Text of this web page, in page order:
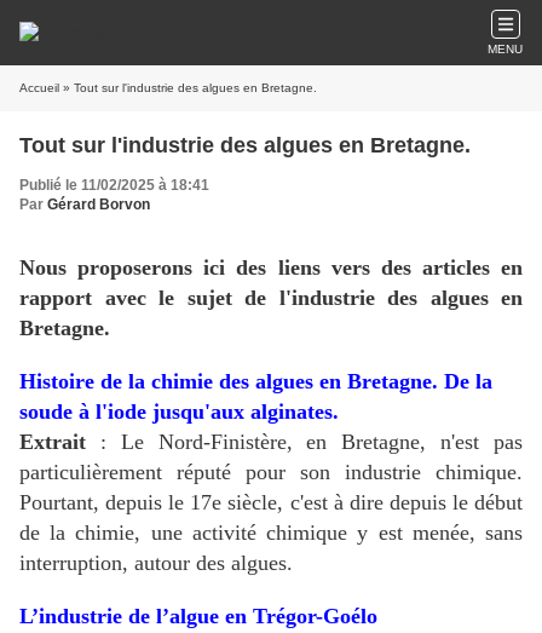
MENU
Accueil » Tout sur l'industrie des algues en Bretagne.
Tout sur l'industrie des algues en Bretagne.
Publié le 11/02/2025 à 18:41
Par Gérard Borvon
Nous proposerons ici des liens vers des articles en
rapport avec le sujet de l'industrie des algues en
Bretagne.
Histoire de la chimie des algues en Bretagne. De la
soude à l'iode jusqu'aux alginates.
Extrait : Le Nord-Finistère, en Bretagne, n'est pas
particulièrement réputé pour son industrie chimique.
Pourtant, depuis le 17e siècle, c'est à dire depuis le début
de la chimie, une activité chimique y est menée, sans
interruption, autour des algues.
L’industrie de l’algue en Trégor-Goélo